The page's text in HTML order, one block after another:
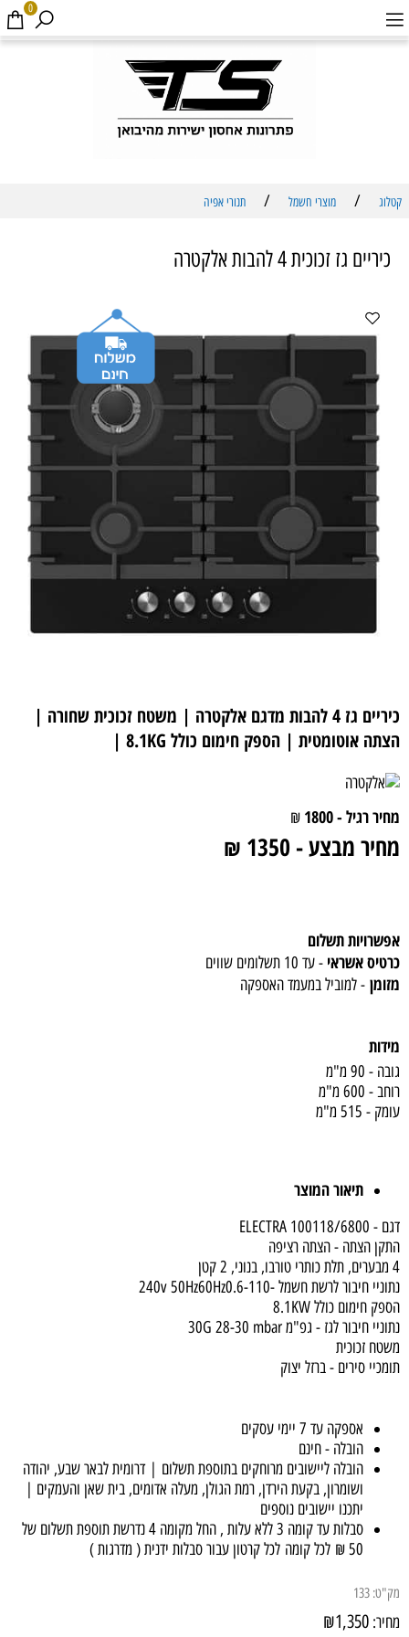
0
קטלוג / מוצרי חשמל / תנורי אפיה
כיריים גז זכוכית 4 להבות אלקטרה
כיריים גז 4 להבות מדגם אלקטרה | משטח זכוכית שחורה |
הצתה אוטומטית | הספק חימום כולל 8.1KG |
מחיר רגיל - 1800 ₪
מחירמבצע-
1350
₪
אפשרויות תשלום
כרטיס אשראי - עד 10 תשלומים שווים
מזומן - למוביל במעמד האספקה
מידות
גובה - 90 מ"מ
רוחב - 600 מ"מ
עומק - 515 מ"מ
תיאור המוצר
דגם - 100118/6800 ELECTRA
התקן הצתה - הצתה רציפה
4 מבערים, תלת כותרי טורבו, בנוני, 2 קטן
נתוניי חיבור לרשת חשמל -240v 50Hz60Hz0.6-110
הספק חימום כולל 8.1KW
נתוניי חיבור לגז - גפ"מ 30G 28-30 mbar
משטח זכוכית
תומכיי סירים - ברזל יצוק
אספקה עד 7 יימי עסקים
הובלה - חינם
הובלה ליישובים מרוחקים בתוספת תשלום | דרומית לבאר שבע, יהודה
ושומרון, בקעת הירדן, רמת הגולן, מעלה אדומים, בית שאן והעמקים |
יתכנו יישובים נוספים
סבלות עד קומה 3 ללא עלות , החל מקומה 4 נדרשת תוספת תשלום של
50 ₪ לכל קומה לכל קרטון עבור סבלות ידנית ( מדרגות )
מק"ט: 133
מחיר: ₪1,350